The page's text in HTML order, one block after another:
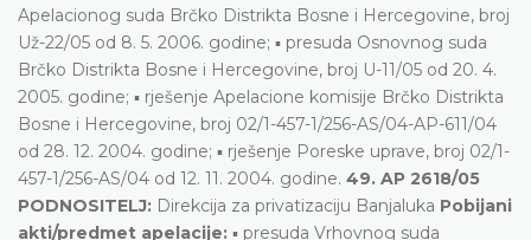
Apelacionog suda Brčko Distrikta Bosne i Hercegovine, broj
Už-22/05 od 8. 5. 2006. godine; ▪ presuda Osnovnog suda
Brčko Distrikta Bosne i Hercegovine, broj U-11/05 od 20. 4.
2005. godine; ▪ rješenje Apelacione komisije Brčko Distrikta
Bosne i Hercegovine, broj 02/1-457-1/256-AS/04-AP-611/04
od 28. 12. 2004. godine; ▪ rješenje Poreske uprave, broj 02/1-
457-1/256-AS/04 od 12. 11. 2004. godine. 49. AP 2618/05
PODNOSITELJ: Direkcija za privatizaciju Banjaluka Pobijani
akti/predmet apelacije: ▪ presuda Vrhovnog suda